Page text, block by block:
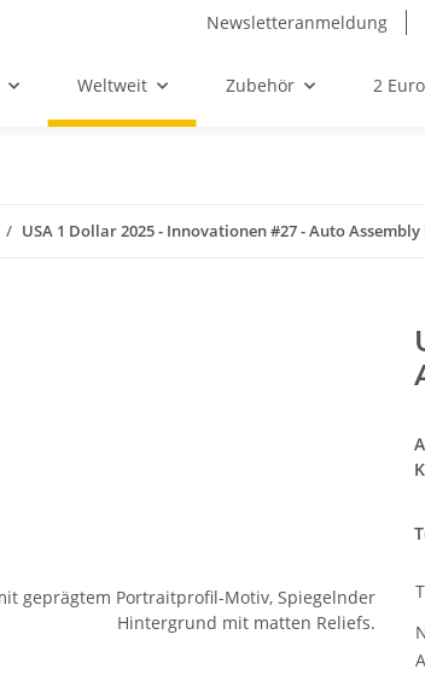
Newsletteranmeldung
Weltweit Zubehör 2
USA 1 Dollar 2025 - Innovationen #27 - Auto Assembly